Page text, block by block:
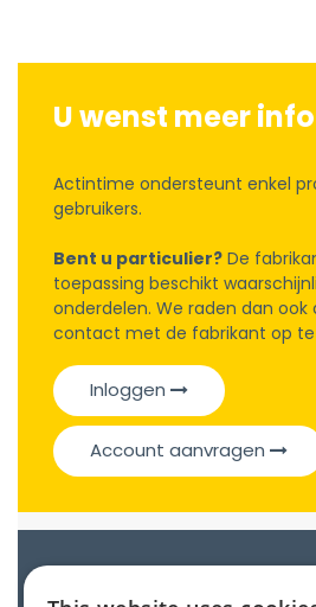
U wenst meer
Actintime ondersteunt enkel
gebruikers.
Bent u particulier? De
toepassing beschikt
onderdelen. We raden dan
contact met de fabrikant op
Inloggen
Account aanvragen